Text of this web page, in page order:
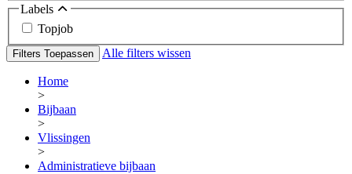
Labels
Topjob
Filters Toepassen Alle filters wissen
Home
>
Bijbaan
>
Vlissingen
>
Administratieve bijbaan